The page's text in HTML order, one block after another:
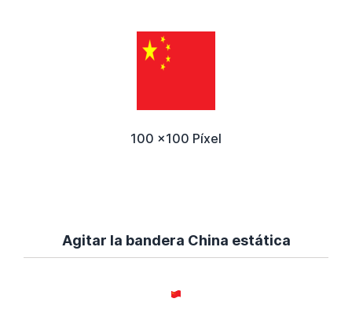
100 x100 Píxel
Agitar la bandera China estática